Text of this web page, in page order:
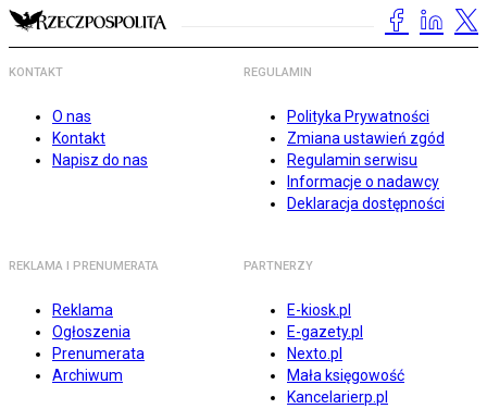
KONTAKT
O nas
Kontakt
Napisz do nas
REGULAMIN
Polityka Prywatności
Zmiana ustawień zgód
Regulamin serwisu
Informacje o nadawcy
Deklaracja dostępności
REKLAMA I PRENUMERATA
Reklama
Ogłoszenia
Prenumerata
Archiwum
PARTNERZY
E-kiosk.pl
E-gazety.pl
Nexto.pl
Mała księgowość
Kancelarierp.pl